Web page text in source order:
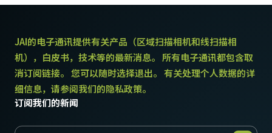
JAI的电子通讯提供有关产品（区域扫描相机和线扫描相
机），白皮书，技术等的最新消息。 所有电子通讯都包含取
消订阅链接。 您可以随时选择退出。 有关处理个人数据的详
细信息，请参阅我们的隐私政策。
订阅我们的新闻